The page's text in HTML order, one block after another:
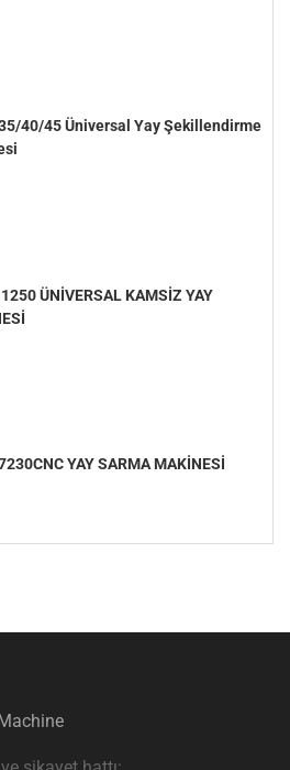
40/45 Üniversal Yay Şekillendirme
ÜNİVERSAL KAMSİZ YAY
YAY SARMA MAKİNESİ